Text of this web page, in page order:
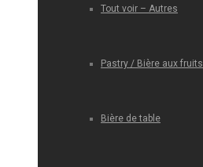
Tout voir – Autres
Pastry / Bière aux fruits
Bière de table